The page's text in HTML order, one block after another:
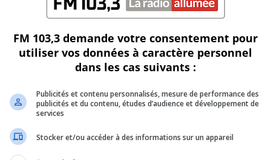
de 0,85 % pour une résidence unifamiliale moyenne
dépôt d’un nouveau rôle d’évaluation triennal.
hausse de 8 % de la valeur moyenne d’une résidence.
pour tenir compte de cette hausse de valeur des
FM 103,3 demande votre consentement pour
utiliser vos données à caractère personnel
dans les cas suivants :
Publicités et contenu personnalisés, mesure de performance des
publicités et du contenu, études d’audience et développement de
services
Stocker et/ou accéder à des informations sur un appareil